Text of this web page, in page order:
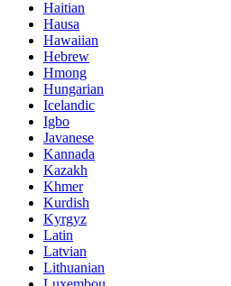
Haitian
Hausa
Hawaiian
Hebrew
Hmong
Hungarian
Icelandic
Igbo
Javanese
Kannada
Kazakh
Khmer
Kurdish
Kyrgyz
Latin
Latvian
Lithuanian